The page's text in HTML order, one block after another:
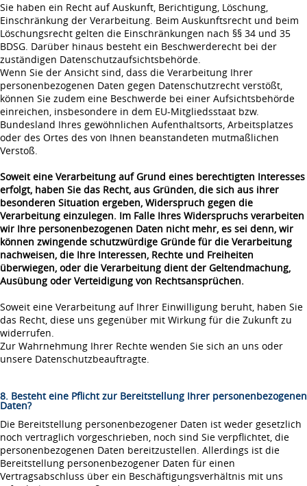
Sie haben ein Recht auf Auskunft, Berichtigung, Löschung,
Einschränkung der Verarbeitung. Beim Auskunftsrecht und beim
Löschungsrecht gelten die Einschränkungen nach §§ 34 und 35
BDSG. Darüber hinaus besteht ein Beschwerderecht bei der
zuständigen Datenschutzaufsichtsbehörde.
Wenn Sie der Ansicht sind, dass die Verarbeitung Ihrer
personenbezogenen Daten gegen Datenschutzrecht verstößt,
können Sie zudem eine Beschwerde bei einer Aufsichtsbehörde
einreichen, insbesondere in dem EU-Mitgliedsstaat bzw.
Bundesland Ihres gewöhnlichen Aufenthaltsorts, Arbeitsplatzes
oder des Ortes des von Ihnen beanstandeten mutmaßlichen
Verstoß.
Soweit eine Verarbeitung auf Grund eines berechtigten Interesses
erfolgt, haben Sie das Recht, aus Gründen, die sich aus ihrer
besonderen Situation ergeben, Widerspruch gegen die
Verarbeitung einzulegen. Im Falle Ihres Widerspruchs verarbeiten
wir Ihre personenbezogenen Daten nicht mehr, es sei denn, wir
können zwingende schutzwürdige Gründe für die Verarbeitung
nachweisen, die Ihre Interessen, Rechte und Freiheiten
überwiegen, oder die Verarbeitung dient der Geltendmachung,
Ausübung oder Verteidigung von Rechtsansprüchen.
Soweit eine Verarbeitung auf Ihrer Einwilligung beruht, haben Sie
das Recht, diese uns gegenüber mit Wirkung für die Zukunft zu
widerrufen.
Zur Wahrnehmung Ihrer Rechte wenden Sie sich an uns oder
unsere Datenschutzbeauftragte.
8. Besteht eine Pflicht zur Bereitstellung Ihrer personenbezogenen
Daten?
Die Bereitstellung personenbezogener Daten ist weder gesetzlich
noch vertraglich vorgeschrieben, noch sind Sie verpflichtet, die
personenbezogenen Daten bereitzustellen. Allerdings ist die
Bereitstellung personenbezogener Daten für einen
Vertragsabschluss über ein Beschäftigungsverhältnis mit uns